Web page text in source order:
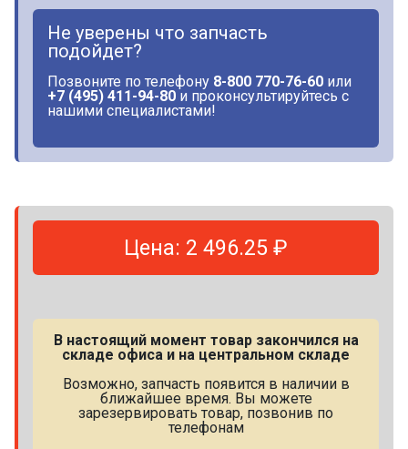
Не уверены что запчасть
подойдет?
Позвоните по телефону 8-800 770-76-60 или
+7 (495) 411-94-80 и проконсультируйтесь с
нашими специалистами!
Цена: 2 496.25 ₽
В настоящий момент товар закончился на
складе офиса и на центральном складе
Возможно, запчасть появится в наличии в
ближайшее время. Вы можете
зарезервировать товар, позвонив по
телефонам